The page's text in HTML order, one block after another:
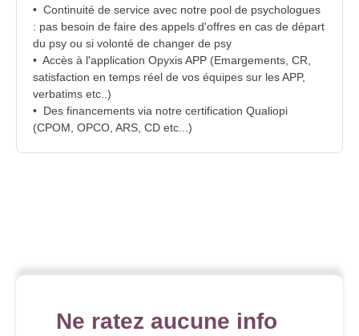
•⁠ ⁠Continuité de service avec notre pool de psychologues
: pas besoin de faire des appels d'offres en cas de départ
du psy ou si volonté de changer de psy
•⁠ ⁠Accès à l'application Opyxis APP (Emargements, CR,
satisfaction en temps réel de vos équipes sur les APP,
verbatims etc..)
•⁠ ⁠Des financements via notre certification Qualiopi
(CPOM, OPCO, ARS, CD etc...)
Ne ratez aucune info